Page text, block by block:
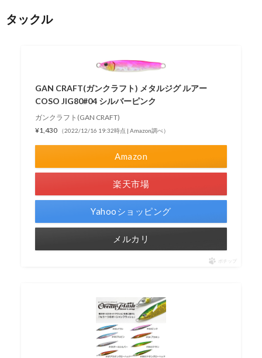
タックル
GAN CRAFT(ガンクラフト) メタルジグ ルアー
COSO JIG80#04 シルバーピンク
ガンクラフト(GAN CRAFT)
¥1,430
（2022/12/16 19:32時点 | Amazon調べ）
Amazon
楽天市場
Yahooショッピング
メルカリ
ポチップ